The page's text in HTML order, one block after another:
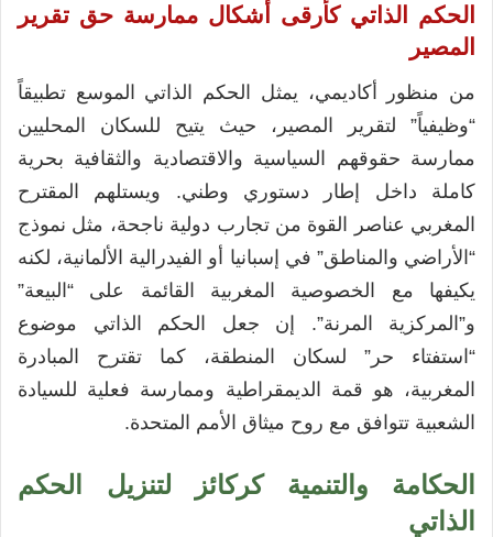
الحكم الذاتي كأرقى أشكال ممارسة حق تقرير
المصير
من منظور أكاديمي، يمثل الحكم الذاتي الموسع تطبيقاً
“وظيفياً” لتقرير المصير، حيث يتيح للسكان المحليين
ممارسة حقوقهم السياسية والاقتصادية والثقافية بحرية
كاملة داخل إطار دستوري وطني. ويستلهم المقترح
المغربي عناصر القوة من تجارب دولية ناجحة، مثل نموذج
“الأراضي والمناطق” في إسبانيا أو الفيدرالية الألمانية، لكنه
يكيفها مع الخصوصية المغربية القائمة على “البيعة”
و”المركزية المرنة”. إن جعل الحكم الذاتي موضوع
“استفتاء حر” لسكان المنطقة، كما تقترح المبادرة
المغربية، هو قمة الديمقراطية وممارسة فعلية للسيادة
الشعبية تتوافق مع روح ميثاق الأمم المتحدة.
الحكامة والتنمية كركائز لتنزيل الحكم
الذاتي